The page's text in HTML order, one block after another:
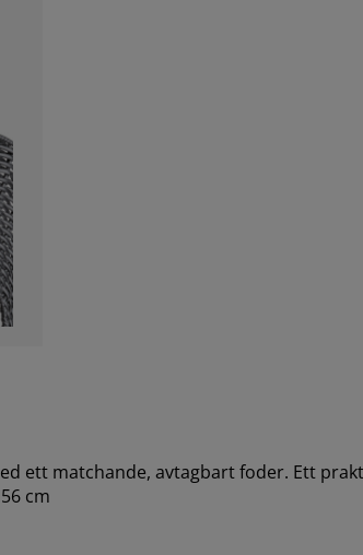
ett matchande, avtagbart foder. Ett
cm